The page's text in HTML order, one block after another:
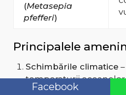
(Metasepia
pfefferi)
Principalele
Schimbările climatice
temperaturii oceanelor
procesul de
Facebook